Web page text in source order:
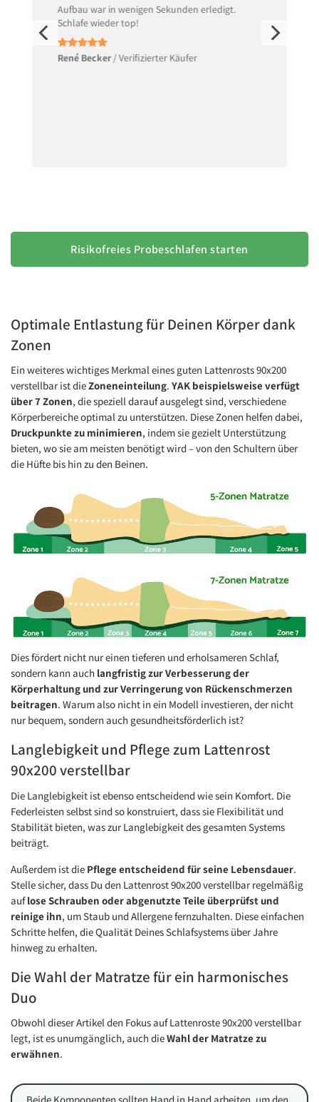
Aufbau war in wenigen Sekunden erledigt.
Schlafe wieder top!
René Becker/Verifizierter Käufer
Risikofreies Probeschlafen starten
Optimale Entlastung für Deinen Körper dank
Zonen
Ein weiteres wichtiges Merkmal eines guten Lattenrosts 90x200
verstellbar ist dieZoneneinteilung. YAK beispielsweise verfügt
über 7 Zonen, die speziell darauf ausgelegt sind, verschiedene
Körperbereiche optimal zu unterstützen. Diese Zonen helfen dabei,
Druckpunkte zu minimieren, indem sie gezielt Unterstützung
bieten, wo sie am meisten benötigt wird – von den Schultern über
die Hüfte bis hin zu den Beinen.
Dies fördert nicht nur einen tieferen und erholsameren Schlaf,
sondern kann auch langfristig zur Verbesserung der
Körperhaltung und zur Verringerung von Rückenschmerzen
beitragen. Warum also nicht in ein Modell investieren, der nicht
nur bequem, sondern auch gesundheitsförderlich ist?
Langlebigkeit und Pflege zum Lattenrost
90x200 verstellbar
Die Langlebigkeit ist ebenso entscheidend wie sein Komfort. Die
Federleisten selbst sind so konstruiert, dass sie Flexibilität und
Stabilität bieten, was zur Langlebigkeit des gesamten Systems
beiträgt.
Außerdem ist die Pflege entscheidend für seine Lebensdauer.
Stelle sicher, dass Du den Lattenrost 90x200 verstellbar regelmäßig
auflose Schrauben oder abgenutzte Teile überprüfst und
reinige ihn, um Staub und Allergene fernzuhalten. Diese einfachen
Schritte helfen, die Qualität Deines Schlafsystems über Jahre
hinweg zu erhalten.
Die Wahl der Matratze für ein harmonisches
Duo
Obwohl dieser Artikel den Fokus auf Lattenroste 90x200 verstellbar
legt, ist es unumgänglich, auch dieWahl der Matratze zu
erwähnen.